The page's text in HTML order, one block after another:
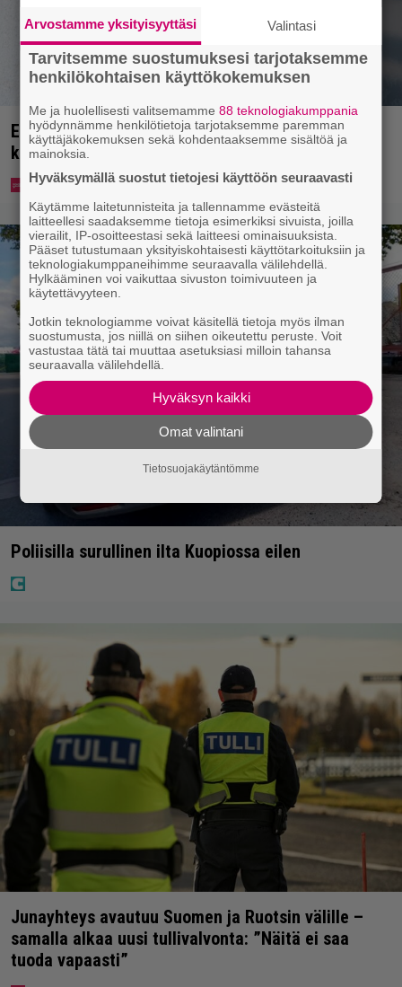
Ekaluokkalaisille jaetaan ilmainen kotiavain –
katso, mistä sen voi hakea
Poliisilla surullinen ilta Kuopiossa eilen
Junayhteys avautuu Suomen ja Ruotsin välille –
samalla alkaa uusi tullivalvonta: ”Näitä ei saa
tuoda vapaasti”
Arvostamme yksityisyyttäsi Valintasi
Tarvitsemme suostumuksesi tarjotaksemme
henkilökohtaisen käyttökokemuksen
Me ja huolellisesti valitsemamme88 teknologiakumppania
hyödynnämme henkilötietoja tarjotaksemme paremman
käyttäjäkokemuksen sekä kohdentaaksemme sisältöä ja
mainoksia.
Hyväksymällä suostut tietojesi käyttöön seuraavasti
Käytämme laitetunnisteita ja tallennamme evästeitä
laitteellesi saadaksemme tietoja esimerkiksi sivuista, joilla
vierailit, IP-osoitteestasi sekä laitteesi ominaisuuksista.
Pääset tutustumaan yksityiskohtaisesti käyttötarkoituksiin ja
teknologiakumppaneihimme seuraavalla välilehdellä.
Hylkääminen voi vaikuttaa sivuston toimivuuteen ja
käytettävyyteen.
Jotkin teknologiamme voivat käsitellä tietoja myös ilman
suostumusta, jos niillä on siihen oikeutettu peruste. Voit
vastustaa tätä tai muuttaa asetuksiasi milloin tahansa
seuraavalla välilehdellä.
Hyväksyn kaikki
Omat valintani
Tietosuojakäytäntömme